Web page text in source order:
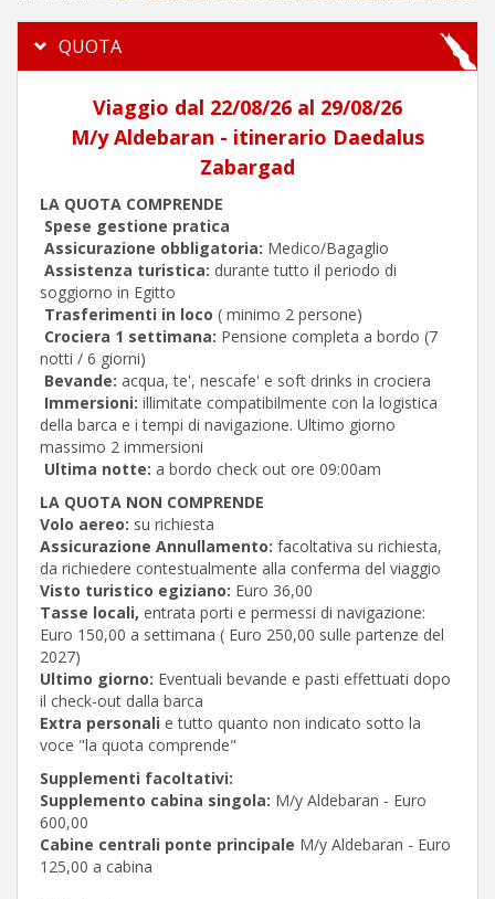
QUOTA
Viaggio dal 22/08/26 al 29/08/26
M/y Aldebaran - itinerario Daedalus
Zabargad
LA QUOTA COMPRENDE
Spese gestione pratica
Assicurazione obbligatoria: Medico/Bagaglio
Assistenza turistica: durante tutto il periodo di
soggiorno in Egitto
Trasferimenti in loco ( minimo 2 persone)
Crociera 1 settimana: Pensione completa a bordo (7
notti / 6 giorni)
Bevande: acqua, te', nescafe' e soft drinks in crociera
Immersioni: illimitate compatibilmente con la logistica
della barca e i tempi di navigazione. Ultimo giorno
massimo 2 immersioni
Ultima notte: a bordo check out ore 09:00am
LA QUOTA NON COMPRENDE
Volo aereo: su richiesta
Assicurazione Annullamento: facoltativa su richiesta,
da richiedere contestualmente alla conferma del viaggio
Visto turistico egiziano: Euro 36,00
Tasse locali, entrata porti e permessi di navigazione:
Euro 150,00 a settimana ( Euro 250,00 sulle partenze del
2027)
Ultimo giorno: Eventuali bevande e pasti effettuati dopo
il check-out dalla barca
Extra personali e tutto quanto non indicato sotto la
voce "la quota comprende"
Supplementi facoltativi:
Supplemento cabina singola: M/y Aldebaran - Euro
600,00
Cabine centrali ponte principale M/y Aldebaran - Euro
125,00 a cabina